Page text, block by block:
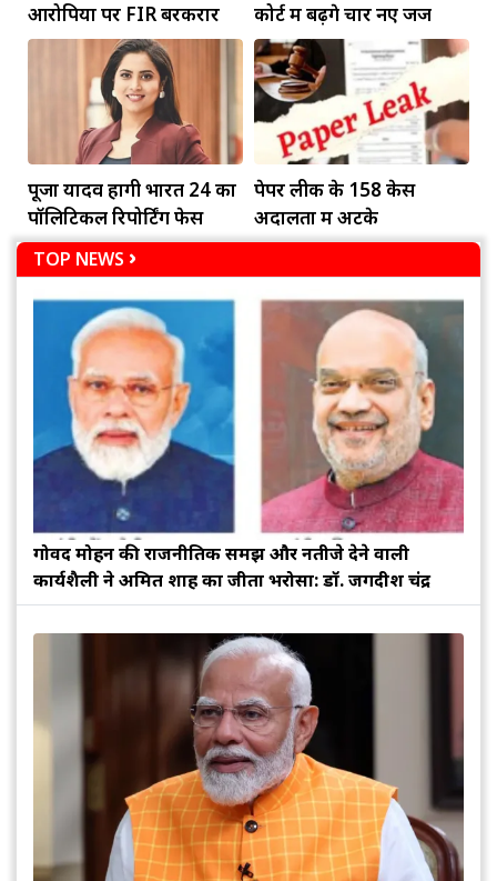
आरोपियों पर FIR बरकरार कोर्ट में बढ़ेंगे चार नए जज
पूजा यादव होंगी भारत 24 का
पॉलिटिकल रिपोर्टिंग फेस
पेपर लीक के 158 केस
अदालतों में अटके
TOP NEWS
गोविंद मोहन की राजनीतिक समझ और नतीजे देने वाली
कार्यशैली ने अमित शाह का जीता भरोसा: डॉ. जगदीश चंद्र